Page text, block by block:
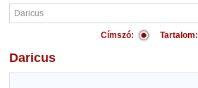
Címszó: Tartalom:
Daricus